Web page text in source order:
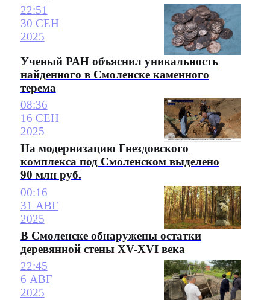
22:51
30 СЕН
2025
Ученый РАН объяснил уникальность
найденного в Смоленске каменного
терема
08:36
16 СЕН
2025
На модернизацию Гнездовского
комплекса под Смоленском выделено
90 млн руб.
00:16
31 АВГ
2025
В Смоленске обнаружены остатки
деревянной стены XV-XVI века
22:45
6 АВГ
2025